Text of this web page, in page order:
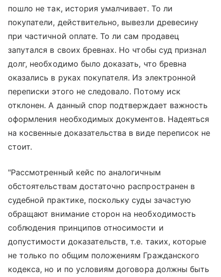
пошло не так, история умалчивает. То ли
покупатели, действительно, вывезли древесину
при частичной оплате. То ли сам продавец
запутался в своих бревнах. Но чтобы суд признал
долг, необходимо было доказать, что бревна
оказались в руках покупателя. Из электронной
переписки этого не следовало. Потому иск
отклонен. А данный спор подтверждает важность
оформления необходимых документов. Надеяться
на косвенные доказательства в виде переписок не
стоит.
"Рассмотренный кейс по аналогичным
обстоятельствам достаточно распространен в
судебной практике, поскольку суды зачастую
обращают внимание сторон на необходимость
соблюдения принципов относимости и
допустимости доказательств, т.е. таких, которые
не только по общим положениям Гражданского
кодекса, но и по условиям договора должны быть